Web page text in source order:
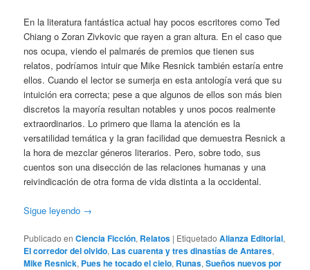
En la literatura fantástica actual hay pocos escritores como Ted
Chiang o Zoran Zivkovic que rayen a gran altura. En el caso que
nos ocupa, viendo el palmarés de premios que tienen sus
relatos, podríamos intuir que Mike Resnick también estaría entre
ellos. Cuando el lector se sumerja en esta antología verá que su
intuición era correcta; pese a que algunos de ellos son más bien
discretos la mayoría resultan notables y unos pocos realmente
extraordinarios. Lo primero que llama la atención es la
versatilidad temática y la gran facilidad que demuestra Resnick a
la hora de mezclar géneros literarios. Pero, sobre todo, sus
cuentos son una disección de las relaciones humanas y una
reivindicación de otra forma de vida distinta a la occidental.
Sigue leyendo →
Publicado en Ciencia Ficción, Relatos | Etiquetado Alianza Editorial,
El corredor del olvido, Las cuarenta y tres dinastías de Antares,
Mike Resnick, Pues he tocado el cielo, Runas,Sueños nuevos por